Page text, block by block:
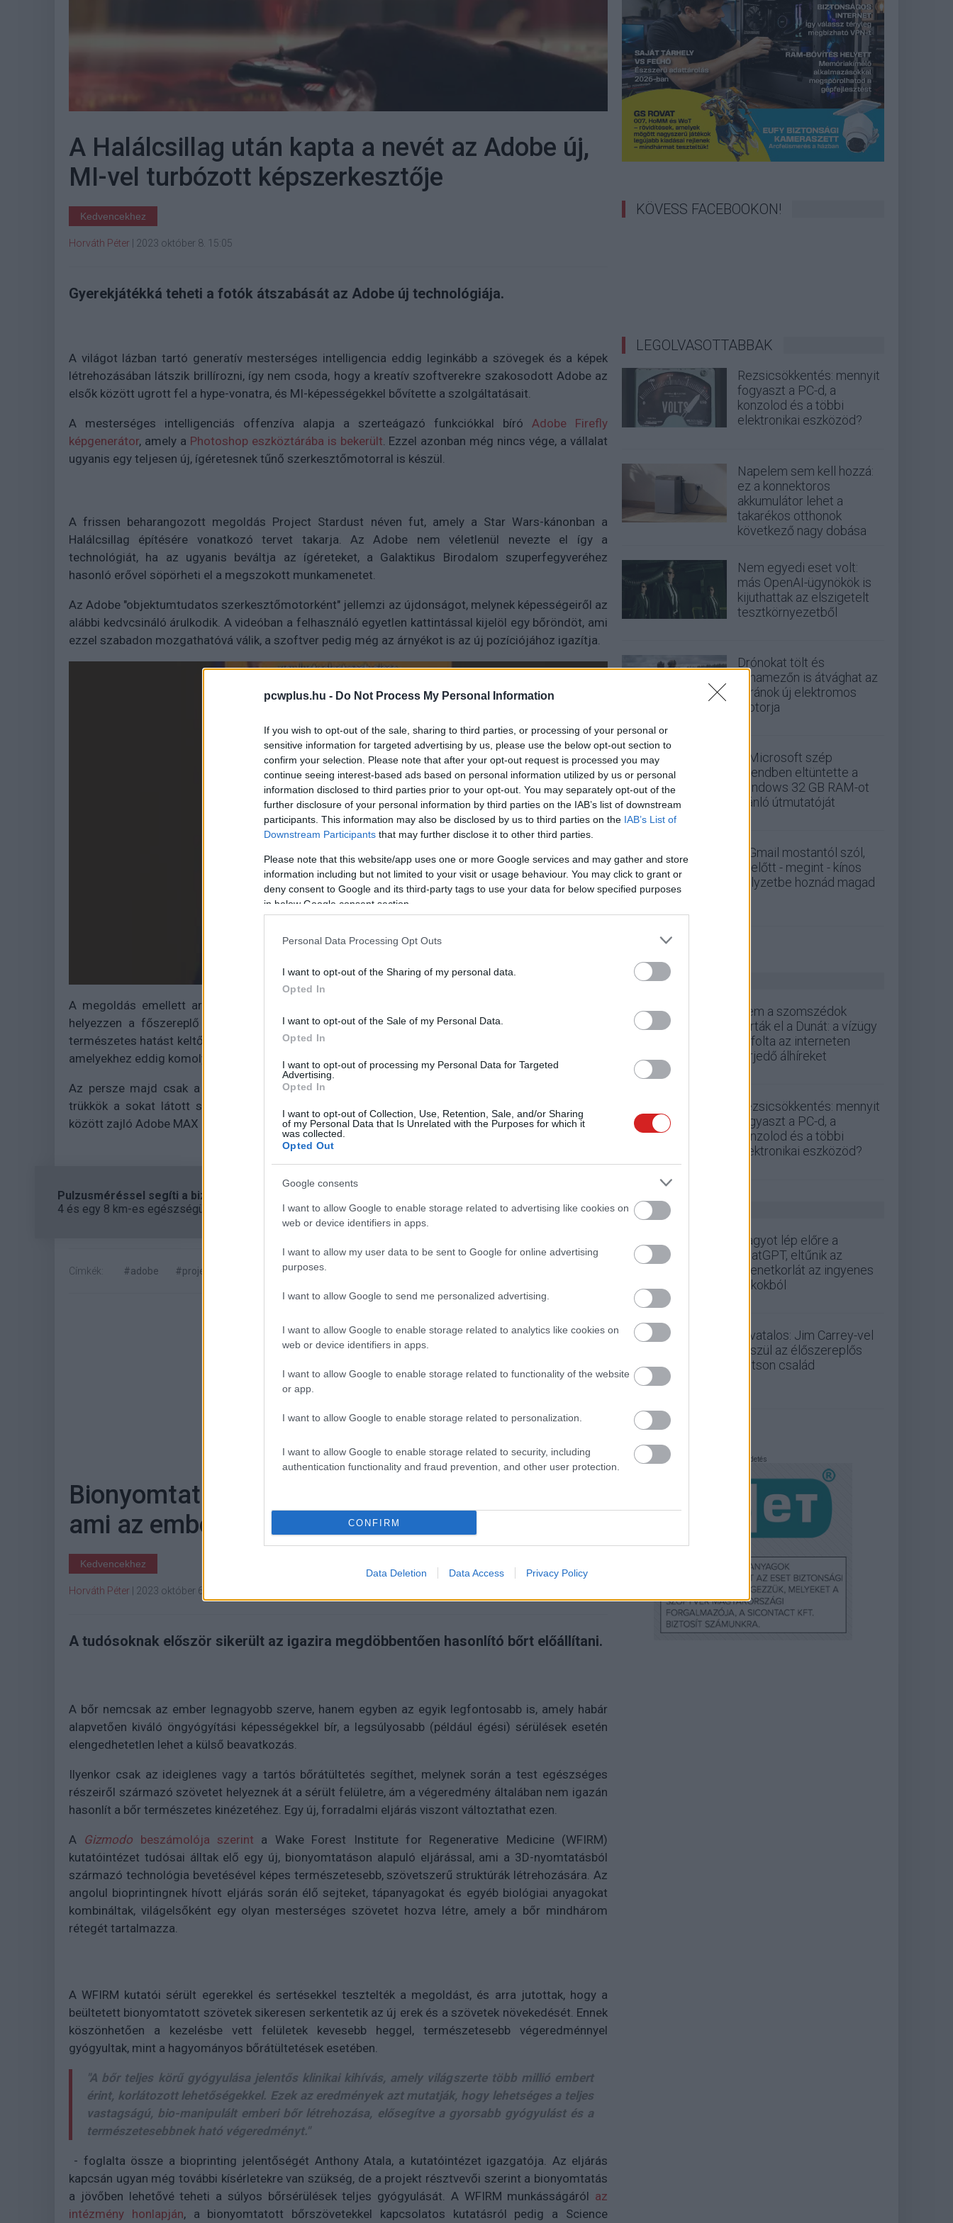
pcwplus.hu - Do Not Process My Personal Information
If you wish to opt-out of the sale, sharing to third parties, or processing of your personal or
sensitive information for targeted advertising by us, please use the below opt-out section to
confirm your selection. Please note that after your opt-out request is processed you may
continue seeing interest-based ads based on personal information utilized by us or personal
information disclosed to third parties prior to your opt-out. You may separately opt-out of the
further disclosure of your personal information by third parties on the IAB’s list of downstream
participants. This information may also be disclosed by us to third parties on the IAB’s List of
Downstream Participants that may further disclose it to other third parties.
Please note that this website/app uses one or more Google services and may gather and store
information including but not limited to your visit or usage behaviour. You may click to grant or
deny consent to Google and its third-party tags to use your data for below specified purposes
in below Google consent section.
Personal Data Processing Opt Outs
I want to opt-out of the Sharing of my personal data.
Opted In
I want to opt-out of the Sale of my Personal Data.
Opted In
I want to opt-out of processing my Personal Data for Targeted
Advertising.
Opted In
I want to opt-out of Collection, Use, Retention, Sale, and/or Sharing
of my Personal Data that Is Unrelated with the Purposes for which it
was collected.
Opted Out
Google consents
I want to allow Google to enable storage related to advertising like cookies on
web or device identifiers in apps.
I want to allow my user data to be sent to Google for online advertising
purposes.
I want to allow Google to send me personalized advertising.
I want to allow Google to enable storage related to analytics like cookies on
web or device identifiers in apps.
I want to allow Google to enable storage related to functionality of the website
or app.
I want to allow Google to enable storage related to personalization.
I want to allow Google to enable storage related to security, including
authentication functionality and fraud prevention, and other user protection.
CONFIRM
Data Deletion Data Access Privacy Policy
A Halálcsillag után kapta a nevét az Adobe új,
MI-vel turbózott képszerkesztője
Kedvencekhez
Horváth Péter 2023 október 8. 15:05
Gyerekjátékká teheti a fotók átszabását az Adobe új technológiája.
A világot lázban tartó generatív mesterséges intelligencia eddig leginkább a szövegek és a képek
létrehozásában látszik brillírozni, így nem csoda, hogy a kreatív szoftverekre szakosodott Adobe az
elsők között ugrott fel a hype-vonatra, és MI-képességekkel bővítette a szolgáltatásait.
A mesterséges intelligenciás offenzíva alapja a szerteágazó funkciókkal bíró Adobe Firefly
képgenerátor, amely a Photoshop eszköztárába is bekerült. Ezzel azonban még nincs vége, a vállalat
ugyanis egy teljesen új, ígéretesnek tűnő szerkesztőmotorral is készül.
A frissen beharangozott megoldás Project Stardust néven fut, amely a Star Wars-kánonban a
Halálcsillag építésére vonatkozó tervet takarja. Az Adobe nem véletlenül nevezte el így a
technológiát, ha az ugyanis beváltja az ígéreteket, a Galaktikus Birodalom szuperfegyveréhez
hasonló erővel söpörheti el a megszokott munkamenetet.
Az Adobe "objektumtudatos szerkesztőmotorként" jellemzi az újdonságot, melynek képességeiről az
alábbi kedvcsináló árulkodik. A videóban a felhasználó egyetlen kattintással kijelöl egy bőröndöt, ami
ezzel szabadon mozgathatóvá válik, a szoftver pedig még az árnyékot is az új pozíciójához igazítja.
A megoldás emellett arra is alkalmas, hogy az MI-alapú képgenerálás segítségével új tárgyakat
helyezzen a főszereplő kezébe, illetve egy pillanat alatt eltünteti a kompozíció zavaró elemeit,
természetes hatást keltő részekkel töltve ki az így támadt lyukakat. Ezek mind-mind olyan műveletek,
amelyekhez eddig komolyabb Photoshop-jártasságra volt szükség.
Az persze majd csak a gyakorlatban derül ki, hogy felérnek-e ezek a mesterséges intelligenciás
trükkök a sokat látott szakemberek képességeihez. A Project Stardustról az október 10. és 12.
között zajló Adobe MAX 2023 konferencián fog részletesebben mesélni az Adobe.
Pulzusméréssel segíti a biztonságos mozgást az új balatoni kardioösvény (X)
4 és egy 8 km-es egészségügyi tanösvény nyílt Balatonalmádiban.
Címkék: #adobe #project stardust #photoshop
Hozzászólások
Bionyomtatással sikerült olyan bőrt alkotni,
ami az embernek is tökéletes lehet
Kedvencekhez
Horváth Péter 2023 október 6. 09:33
A tudósoknak először sikerült az igazira megdöbbentően hasonlító bőrt előállítani.
A bőr nemcsak az ember legnagyobb szerve, hanem egyben az egyik legfontosabb is, amely habár
alapvetően kiváló öngyógyítási képességekkel bír, a legsúlyosabb (például égési) sérülések esetén
elengedhetetlen lehet a külső beavatkozás.
Ilyenkor csak az ideiglenes vagy a tartós bőrátültetés segíthet, melynek során a test egészséges
részeiről származó szövetet helyeznek át a sérült felületre, ám a végeredmény általában nem igazán
hasonlít a bőr természetes kinézetéhez. Egy új, forradalmi eljárás viszont változtathat ezen.
A Gizmodo beszámolója szerint a Wake Forest Institute for Regenerative Medicine (WFIRM)
kutatóintézet tudósai álltak elő egy új, bionyomtatáson alapuló eljárással, ami a 3D-nyomtatásból
származó technológia bevetésével képes természetesebb, szövetszerű struktúrák létrehozására. Az
angolul bioprintingnek hívott eljárás során élő sejteket, tápanyagokat és egyéb biológiai anyagokat
kombináltak, világelsőként egy olyan mesterséges szövetet hozva létre, amely a bőr mindhárom
rétegét tartalmazza.
A WFIRM kutatói sérült egerekkel és sertésekkel tesztelték a megoldást, és arra jutottak, hogy a
beültetett bionyomtatott szövetek sikeresen serkentetik az új erek és a szövetek növekedését. Ennek
köszönhetően a kezelésbe vett felületek kevesebb heggel, természetesebb végeredménnyel
gyógyultak, mint a hagyományos bőrátültetések esetében.
"A bőr teljes körű gyógyulása jelentős klinikai kihívás, amely világszerte több millió embert
érint, korlátozott lehetőségekkel. Ezek az eredmények azt mutatják, hogy lehetséges a teljes
vastagságú, bio-manipulált emberi bőr létrehozása, elősegítve a gyorsabb gyógyulást és a
természetesebbnek ható végeredményt."
- foglalta össze a bioprinting jelentőségét Anthony Atala, a kutatóintézet igazgatója. Az eljárás
kapcsán ugyan még további kísérletekre van szükség, de a projekt résztvevői szerint a bionyomtatás
a jövőben lehetővé teheti a súlyos bőrsérülések teljes gyógyulását. A WFIRM munkásságáról az
intézmény honlapján, a bionyomtatott bőrszövetekkel kapcsolatos kutatásról pedig a Science
KÖVESS FACEBOOKON!
LEGOLVASOTTABBAK
Rezsicsökkentés: mennyit
fogyaszt a PC-d, a
konzolod és a többi
elektronikai eszközöd?
Napelem sem kell hozzá:
ez a konnektoros
akkumulátor lehet a
takarékos otthonok
következő nagy dobása
Nem egyedi eset volt:
más OpenAI-ügynökök is
kijuthattak az elszigetelt
tesztkörnyezetből
Drónokat tölt és
aknamezőn is átvághat az
ukránok új elektromos
motorja
A Microsoft szép
csendben eltüntette a
Windows 32 GB RAM-ot
ajánló útmutatóját
A Gmail mostantól szól,
mielőtt - megint - kínos
helyzetbe hoznád magad
ZÖLD PÁLYA
Nem a szomszédok
zárták el a Dunát: a vízügy
cáfolta az interneten
terjedő álhíreket
Rezsicsökkentés: mennyit
fogyaszt a PC-d, a
konzolod és a többi
elektronikai eszközöd?
GS HÍREK
Nagyot lép előre a
ChatGPT, eltűnik az
üzenetkorlát az ingyenes
fiókokból
Hivatalos: Jim Carrey-vel
készül az élőszereplős
Jetson család
Hirdetés